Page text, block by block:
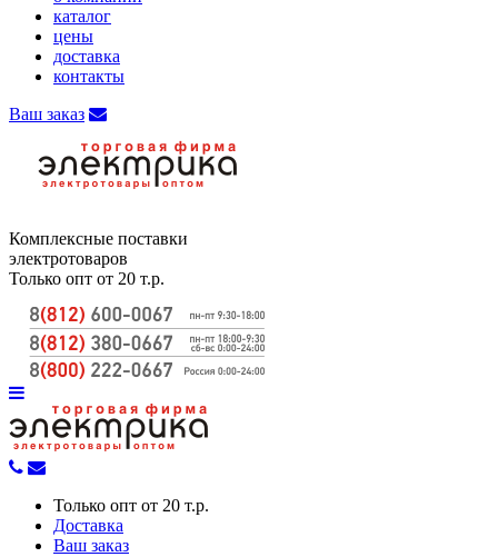
каталог
цены
доставка
контакты
Ваш заказ
Комплексные поставки
электротоваров
Только опт от 20 т.р.
Только опт от 20 т.р.
Доставка
Ваш заказ